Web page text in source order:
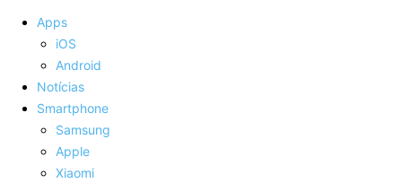
Apps
iOS
Android
Notícias
Smartphone
Samsung
Apple
Xiaomi